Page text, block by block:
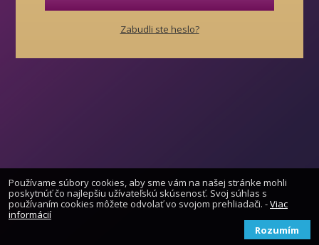
Zabudli ste heslo?
Používame súbory cookies, aby sme vám na našej stránke mohli
poskytnúť čo najlepšiu užívateľskú skúsenosť. Svoj súhlas s
používaním cookies môžete odvolať vo svojom prehliadači. -Viac
informácií
Rozumím